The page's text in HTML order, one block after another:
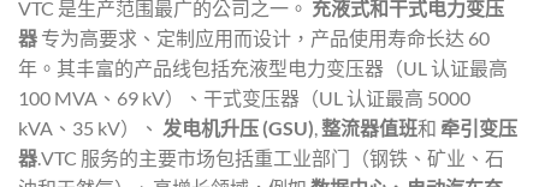
VTC 是生产范围最广的公司之一。 充液式和干式电力变压
器 专为高要求、定制应用而设计，产品使用寿命长达 60
年。其丰富的产品线包括充液型电力变压器（UL 认证最高
100 MVA、69 kV）、干式变压器（UL 认证最高 5000
kVA、35 kV）、 发电机升压 (GSU),整流器值班和 牵引变压
器.VTC 服务的主要市场包括重工业部门（钢铁、矿业、石